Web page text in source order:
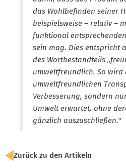
das Wohlbe­finden seiner
beispiels­weise – relativ –
funktional
sein mag. Dies entspricht
des Wortbe­stand­teils
umwelt­freundlich. So wird
umwelt­freund­lichen
Verbes­serung, sondern
Umwelt erwartet, ohne
gänzlich auszu­schließen."
Zurück zu den Artikeln